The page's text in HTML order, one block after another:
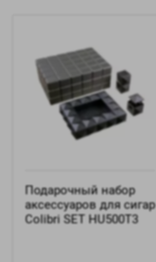
Подарочный набор
аксессуаров для сигар
Colibri SET HU500T3